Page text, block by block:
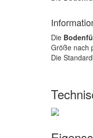
Die
Größe nach
Die